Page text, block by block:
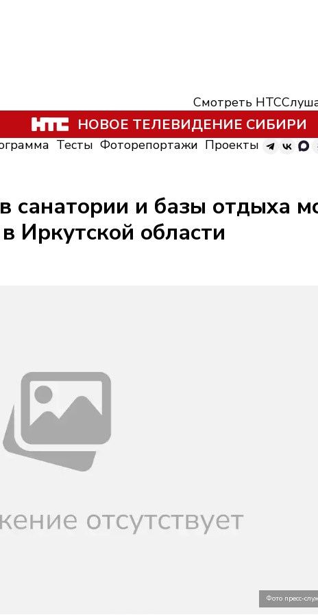
Смотреть НТС
НОВОЕ ТЕЛЕВИДЕНИЕ СИБИРИ
Тесты Фоторепортажи Проекты
санатории и базы отдыха
Иркутской области
Фото пресс-